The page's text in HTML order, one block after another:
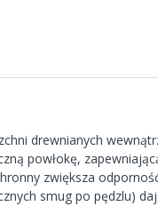
drewnianych
powłokę,
zwiększa
smug po pędzlu)